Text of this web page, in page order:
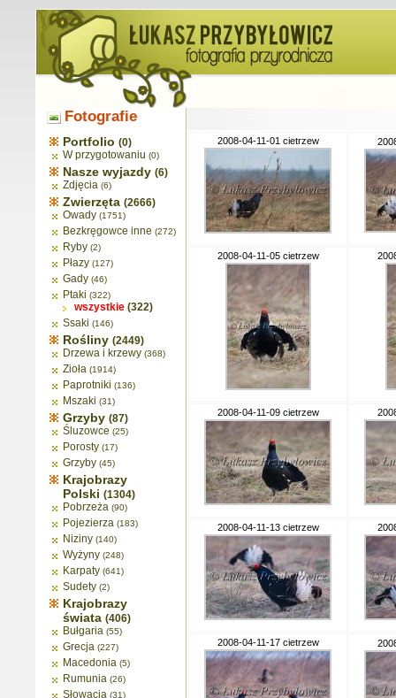
Fotografie
Portfolio (0)
W przygotowaniu (0)
Nasze wyjazdy (6)
Zdjęcia (6)
Zwierzęta (2666)
Owady (1751)
Bezkręgowce inne (272)
Ryby (2)
Płazy (127)
Gady (46)
Ptaki (322)
wszystkie (322)
Ssaki (146)
Rośliny (2449)
Drzewa i krzewy (368)
Zioła (1914)
Paprotniki (136)
Mszaki (31)
Grzyby (87)
Śluzowce (25)
Porosty (17)
Grzyby (45)
Krajobrazy
Polski (1304)
Pobrzeża (90)
Pojezierza (183)
Niziny (140)
Wyżyny (248)
Karpaty (641)
Sudety (2)
Krajobrazy
świata (406)
Bułgaria (55)
Grecja (227)
Macedonia (5)
Rumunia (26)
Słowacja (31)
2008-04-11-01 cietrzew
2008-04-11-05 cietrzew
2008-04-11-09 cietrzew
2008-04-11-13 cietrzew
2008-04-11-17 cietrzew